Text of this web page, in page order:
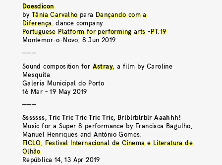
Doesdicon
byTânia Carvalhopara Dançando com a
Diferença. dance company
Portuguese Platform for performing arts -PT.19
Montemor-o-Novo, 8 Jun 2019
———
Sound composition for Astray, a film by Caroline
Mesquita
Galeria Municipal do Porto
16 Mar – 19 May 2019
———
Sssssss, Tric Tric Tric Tric Tric, Brlblrblrblr Aaahhh!
Music for a Super 8 performance by Francisca Bagulho,
Manuel Henriques and António Gomes.
FICLO, Festival Internacional de Cinema e Literatura de
Olhão
República 14, 13 Apr 2019